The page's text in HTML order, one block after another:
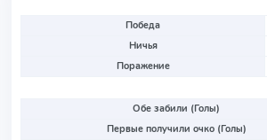
Победа
Ничья
Поражение
Обе забили (Голы)
Первые получили очко (Голы)